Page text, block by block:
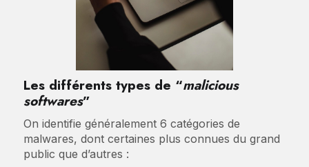
Les différents types de “malicious
softwares”
On identifie généralement 6 catégories de
malwares, dont certaines plus connues du grand
public que d’autres :